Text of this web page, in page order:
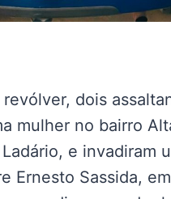
dois
mulher no bairro
e invadiram
Ernesto Sassida, em